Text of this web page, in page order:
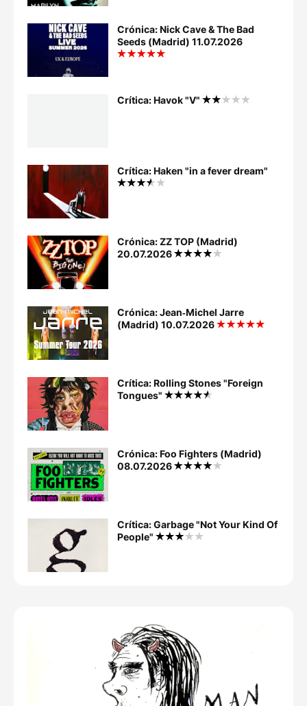
Crónica: Nick Cave & The Bad
Seeds (Madrid) 11.07.2026
Crítica: Havok "V"
Crítica: Haken "in a fever dream"
Crónica: ZZ TOP (Madrid)
20.07.2026
Crónica: Jean‐Michel Jarre
(Madrid) 10.07.2026
Crítica: Rolling Stones "Foreign
Tongues"
Crónica: Foo Fighters (Madrid)
08.07.2026
Crítica: Garbage "Not Your Kind Of
People"